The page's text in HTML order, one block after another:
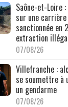
Saône-et-Loire
sur une
sanctionnée en
extraction
07/08/26
Villefranche :
se soumettre à
un gendarme
07/08/26